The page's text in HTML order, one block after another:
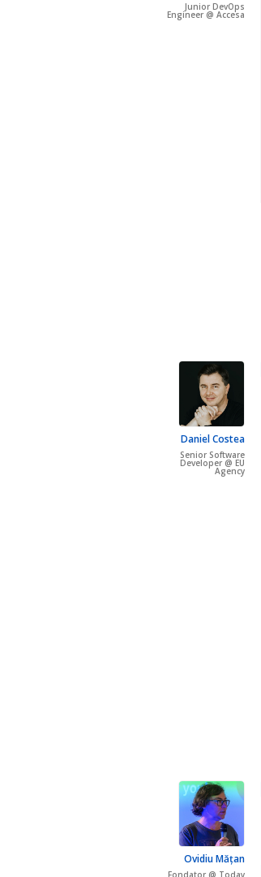
Junior DevOps
Engineer @ Accesa
Daniel Costea
Senior Software
Developer @ EU
Agency
Ovidiu Mățan
Fondator @ Today